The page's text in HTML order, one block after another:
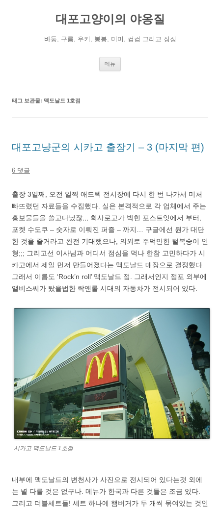
대포고양이의 야옹질
바둥, 구름, 우키, 봉봉, 미미, 컴컴 그리고 징징
메뉴
태그 보관물: 맥도날드 1호점
대포고냥군의 시카고 출장기 – 3 (마지막 편)
6 댓글
출장 3일째, 오전 일찍 애드텍 전시장에 다시 한 번 나가서 미처
빠뜨렸던 자료들을 수집했다. 실은 본격적으로 각 업체에서 주는
홍보물들을 쓸고다녔잖;;; 회사로고가 박힌 포스트잇에서 부터,
포켓 수도쿠 – 숫자로 이뤄진 퍼즐 – 까지… 구글에선 뭔가 대단
한 것을 줄거라고 완전 기대했으나, 의외로 주먹만한 털복숭이 인
형;;; 그리고선 이사님과 어디서 점심을 먹나 한참 고민하다가 시
카고에서 제일 먼저 만들어졌다는 맥도날드 매장으로 결정했다.
그래서 이름도 ‘Rock’n roll’ 맥도날드 점. 그래서인지 점포 외부에
앨비스씨가 탔을법한 락앤롤 시대의 자동차가 전시되어 있다.
시카고 맥도날드 1호점
내부에 맥도날드의 변천사가 사진으로 전시되어 있다는것 외에
는 별 다를 것은 없구나. 메뉴가 한국과 다른 것들은 조금 있다.
그리고 더블세트들! 세트 하나에 햄버거가 두 개씩 묶여있는 것인